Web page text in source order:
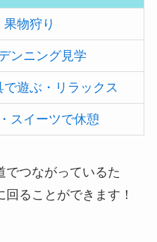
果物狩り
ンニング見学
遊ぶ・リラックス
スイーツで休憩
でつながっているた
ることができます！